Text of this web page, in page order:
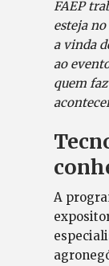
FAEP
esteja
a vinda
ao
quem
A